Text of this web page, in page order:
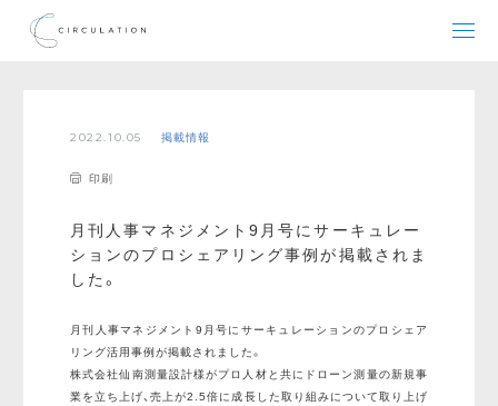
2022.10.05 掲載情報
印刷
月刊人事マネジメント9月号にサーキュレー
ションのプロシェアリング事例が掲載されま
した。
月刊人事マネジメント9月号にサーキュレーションのプロシェア
リング活用事例が掲載されました。
株式会社仙南測量設計様がプロ人材と共にドローン測量の新規事
業を立ち上げ、売上が2.5倍に成長した取り組みについて取り上げ